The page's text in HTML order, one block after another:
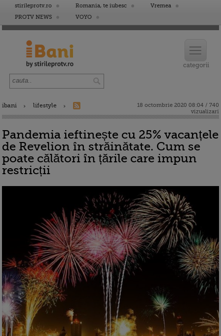
stirileprotv.ro Romania, te iubesc
Vremea
PROTV NEWS
VOYO
ibani lifestyle
18 octombrie 2020 08:04 / 740
vizualizari
Pandemia ieftinește cu 25% vacanțele
de Revelion în străinătate. Cum se
poate călători în țările care impun
restricții